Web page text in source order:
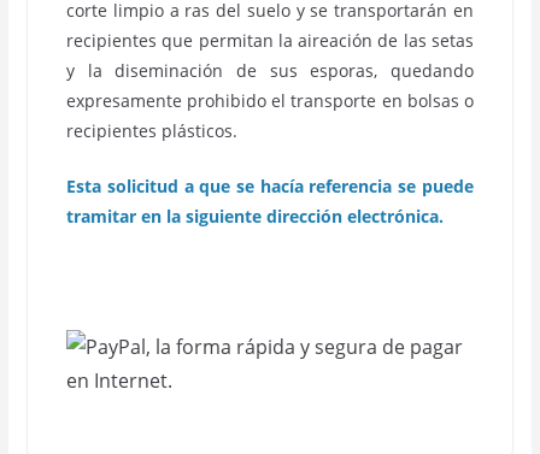
corte limpio a ras del suelo y se transportarán en
recipientes que permitan la aireación de las setas
y la diseminación de sus esporas, quedando
expresamente prohibido el transporte en bolsas o
recipientes plásticos.
Esta solicitud a que se hacía referencia se puede
tramitar en la siguiente dirección electrónica.